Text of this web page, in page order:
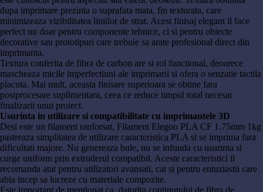
dupa imprimare prezinta o suprafata mata, fin texturata, care
minimizeaza vizibilitatea liniilor de strat. Acest finisaj elegant il face
perfect nu doar pentru componente tehnice, ci si pentru obiecte
decorative sau prototipuri care trebuie sa arate profesional direct din
imprimanta.
Textura conferita de fibra de carbon are si rol functional, deoarece
mascheaza micile imperfectiuni ale imprimarii si ofera o senzatie tactila
placuta. Mai mult, aceasta finisare superioara se obtine fara
postprocesare suplimentara, ceea ce reduce timpul total necesar
finalizarii unui proiect.
Usurinta in utilizare si compatibilitate cu imprimantele 3D
Desi este un filament ranforsat, Filament Elegoo PLA CF 1.75mm 1kg
pastreaza simplitatea de utilizare caracteristica PLA si se imprima fara
dificultati majore. Nu genereaza bule, nu se infunda cu usurinta si
curge uniform prin extruderul compatibil. Aceste caracteristici il
recomanda atat pentru utilizatori avansati, cat si pentru entuziastii care
abia incep sa lucreze cu materiale compozite.
Este important de mentionat ca, datorita continutului de fibra de